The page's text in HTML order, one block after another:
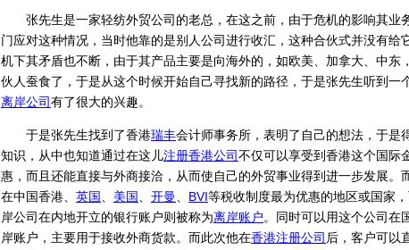
张先生是一家轻纺外贸公司的老总，在这之前，由于危机的影响其业
门应对这种情况，当时他靠的是别人公司进行收汇，这种合伙式并没有给
机下其矛盾也不断，由于其产品主要是向海外的，如欧美、加拿大、中东
伙人蚕食了，于是从这个时候开始自己寻找新的路径，于是张先生听到一
离岸公司有了很大的兴趣。
于是张先生找到了香港瑞丰会计师事务所，表明了自己的想法，于是
知识，从中也知道通过在这儿注册香港公司不仅可以享受到香港这个国际
惠，而且还能直接与外商接洽，从而使自己的外贸事业得到进一步发展。
在中国香港、 英国 美国 开曼 BVI等税收制度最为优惠的地区或国家
岸公司在内地开立的银行账户则被称为离岸账户。同时可以用这个公司在
岸账户，主要用于接收外商货款。而此次他在香港注册公司 后，客户可以